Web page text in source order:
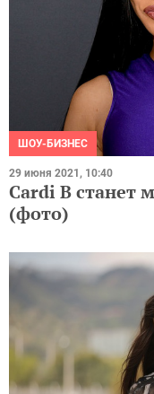
ШОУ-БИЗНЕС
29 июня 2021, 10:40
Cardi B станет
(фото)